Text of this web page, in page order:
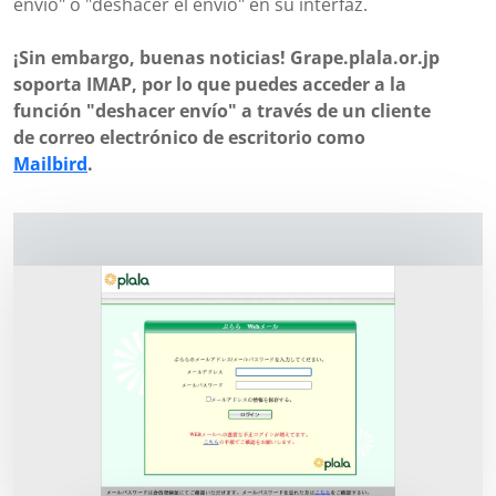
¡Sin embargo, buenas noticias! Grape.plala.or.jp
soporta IMAP, por lo que puedes acceder a la
función "deshacer envío" a través de un cliente
de correo electrónico de escritorio como
Mailbird.